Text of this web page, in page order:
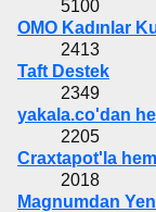
5100
OMO Kadınlar
2413
Taft Destek
2349
yakala.co'dan
2205
Craxtapot'la
2018
Magnumdan